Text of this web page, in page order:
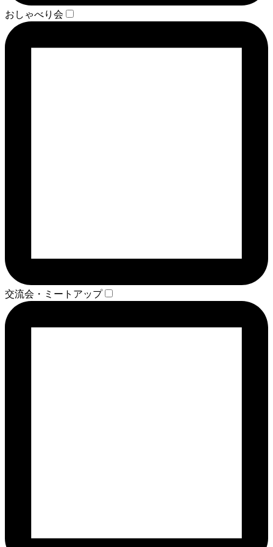
おしゃべり会
交流会・ミートアップ